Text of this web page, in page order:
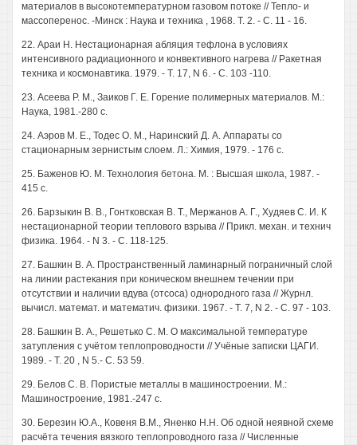
материалов в высокотемпературном газовом потоке // Тепло- и
массоперенос. -Минск : Наука и техника , 1968. Т. 2. - С. 11 - 16.
22. Араи Н. Нестационарная абляция тефлона в условиях
интенсивного радиационного и конвективного нагрева // Ракетная
техника и космонавтика. 1979. - Т. 17, N 6. - С. 103 -110.
23. Асеева Р. М., Заиков Г. Е. Горение полимерных материалов. М.:
Наука, 1981.-280 с.
24. Аэров М. Е., Тодес О. М., Наринский Д. А. Аппараты со
стационарным зернистым слоем. Л.: Химия, 1979. - 176 с.
25. Баженов Ю. М. Технология бетона. М. : Высшая школа, 1987. -
415 с.
26. Барзыкин В. В., Гонтковская В. Т., Мержанов А. Г., Худяев С. И. К
нестационарной теории теплового взрыва // Прикл. механ. и технич
физика. 1964. - N 3. - С. 118-125.
27. Башкин В. А. Пространственный ламинарный пограничный слой
на линии растекания при коническом внешнем течении при
отсутствии и наличии вдува (отсоса) однородного газа // Журнл.
вычисл. математ. и математич. физики. 1967. - Т. 7, N 2. - С. 97 - 103.
28. Башкин В. А., Решетько С. М. О максимальной температуре
затупления с учётом теплопроводности // Учёные записки ЦАГИ.
1989. - Т. 20 , N 5.- С. 53 59.
29. Белов С. В. Пористые металлы в машиностроении. М.:
Машиностроение, 1981.-247 с.
30. Березин Ю.А., Ковеня В.М., Яненко H.H. Об одной неявной схеме
расчёта течения вязкого теплопроводного газа // Численные